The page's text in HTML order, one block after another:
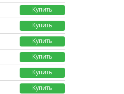
Купить
Купить
Купить
Купить
Купить
Купить